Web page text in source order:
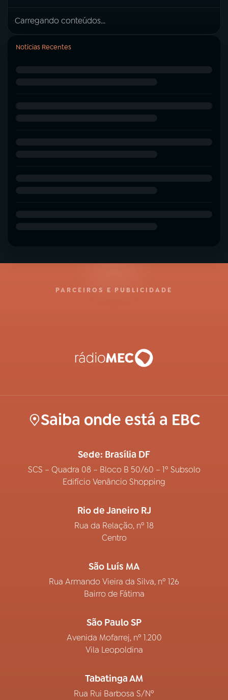
Carregando conteúdos...
Notícias Recentes
PARCEIROS E PUBLICIDADE
Saiba onde está a EBC
Sede: Brasília DF
SCS – Quadra 08 – Bloco B 50/60 – 1º Subsolo
Edifício Venâncio Shopping
Rio de Janeiro RJ
Rua da Relação, nº 18
Centro
São Luís MA
Rua Armando Vieira da Silva, nº 126
Bairro de Fátima
São Paulo SP
Avenida Mofarrej, nº 1.200
Vila Leopoldina
Tabatinga AM
Rua Rui Barbosa S/Nº